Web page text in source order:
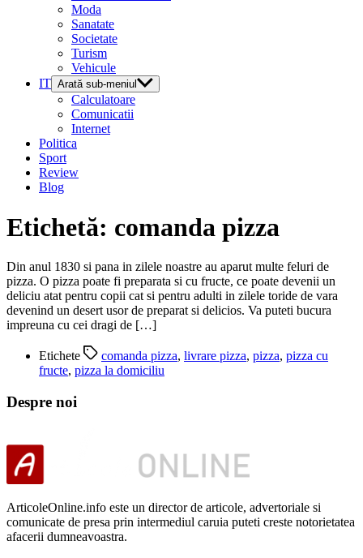
Moda
Sanatate
Societate
Turism
Vehicule
IT Arată sub-meniul
Calculatoare
Comunicatii
Internet
Politica
Sport
Review
Blog
Etichetă: comanda pizza
Din anul 1830 si pana in zilele noastre au aparut multe feluri de
pizza. O pizza poate fi preparata si cu fructe, ce poate devenii un
deliciu atat pentru copii cat si pentru adulti in zilele toride de vara
devenind un desert usor de preparat si delicios. Va puteti bucura
impreuna cu cei dragi de […]
Etichete comanda pizza, livrare pizza, pizza, pizza cu
fructe, pizza la domiciliu
Despre noi
ArticoleOnline.info este un director de articole, advertoriale si
comunicate de presa prin intermediul caruia puteti creste notorietatea
afacerii dumneavoastra.